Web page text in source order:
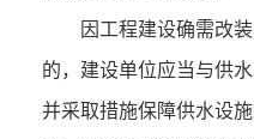
因工程建设确需改
的，建设单位应当与供
并采取措施保障供水设